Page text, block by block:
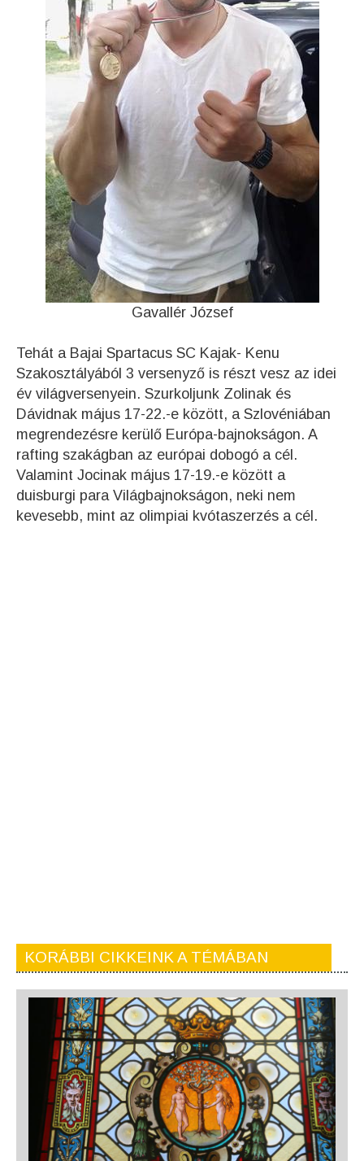
Gavallér József
Tehát a Bajai Spartacus SC Kajak- Kenu
Szakosztályából 3 versenyző is részt vesz az idei
év világversenyein. Szurkoljunk Zolinak és
Dávidnak május 17-22.-e között, a Szlovéniában
megrendezésre kerülő Európa-bajnokságon. A
rafting szakágban az európai dobogó a cél.
Valamint Jocinak május 17-19.-e között a
duisburgi para Világbajnokságon, neki nem
kevesebb, mint az olimpiai kvótaszerzés a cél.
KORÁBBI CIKKEINK A TÉMÁBAN